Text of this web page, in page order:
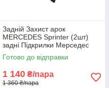
Задній Захист арок
MERCEDES Sprinter (2шт)
задні Підкрилки Мерседес
Спринтер пара задніх
Готово до відправки
1 140 ₴/пара
1 360 ₴/пара